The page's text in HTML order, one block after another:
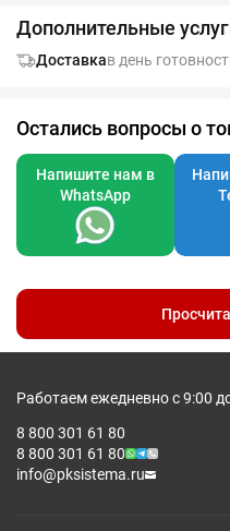
Коробка поставляется в
Дополнительные
Доставкав день
Остались вопросы о
Напишите нам в
WhatsApp
Работаем ежедневно с 9:00
8 800 301 61 80
8 800 301 61 80
info@pksistema.ru